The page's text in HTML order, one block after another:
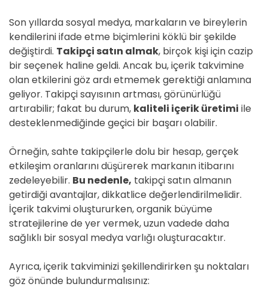
Son yıllarda sosyal medya, markaların ve bireylerin
kendilerini ifade etme biçimlerini köklü bir şekilde
değiştirdi. Takipçi satın almak, birçok kişi için cazip
bir seçenek haline geldi. Ancak bu, içerik takvimine
olan etkilerini göz ardı etmemek gerektiği anlamına
geliyor. Takipçi sayısının artması, görünürlüğü
artırabilir; fakat bu durum, kaliteli içerik üretimi ile
desteklenmediğinde geçici bir başarı olabilir.
Örneğin, sahte takipçilerle dolu bir hesap, gerçek
etkileşim oranlarını düşürerek markanın itibarını
zedeleyebilir. Bu nedenle, takipçi satın almanın
getirdiği avantajlar, dikkatlice değerlendirilmelidir.
İçerik takvimi oluştururken, organik büyüme
stratejilerine de yer vermek, uzun vadede daha
sağlıklı bir sosyal medya varlığı oluşturacaktır.
Ayrıca, içerik takviminizi şekillendirirken şu noktaları
göz önünde bulundurmalısınız: